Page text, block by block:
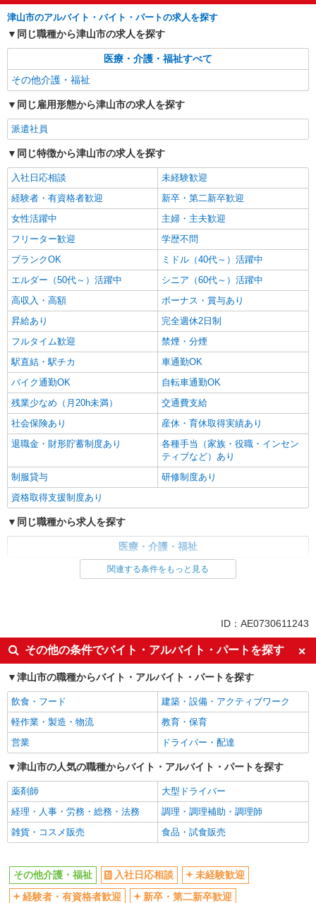
津山市のアルバイト・バイト・パートの求人を探す
同じ職種から津山市の求人を探す
医療・介護・福祉すべて
その他介護・福祉
同じ雇用形態から津山市の求人を探す
派遣社員
同じ特徴から津山市の求人を探す
入社日応相談
未経験歓迎
経験者・有資格者歓迎
新卒・第二新卒歓迎
女性活躍中
主婦・主夫歓迎
フリーター歓迎
学歴不問
ブランクOK
ミドル（40代～）活躍中
エルダー（50代～）活躍中
シニア（60代～）活躍中
高収入・高額
ボーナス・賞与あり
昇給あり
完全週休2日制
フルタイム歓迎
禁煙・分煙
駅直結・駅チカ
車通勤OK
バイク通勤OK
自転車通勤OK
残業少なめ（月20h未満）
交通費支給
社会保険あり
産休・育休取得実績あり
退職金・財形貯蓄制度あり
各種手当（家族・役職・インセン
ティブなど）あり
制服貸与
研修制度あり
資格取得支援制度あり
同じ職種から求人を探す
医療・介護・福祉
同じ特徴から求人を探す
交通費支給
社会保険あり
産休・育休取得実績あり
関連する条件をもっと見る
ID：AE0730611243
その他の条件でバイト・アルバイト・パートを探す
津山市の職種からバイト・アルバイト・パートを探す
飲食・フード
建築・設備・アクティブワーク
軽作業・製造・物流
教育・保育
営業
ドライバー・配達
津山市の人気の職種からバイト・アルバイト・パートを探す
薬剤師
大型ドライバー
経理・人事・労務・総務・法務
調理・調理補助・調理師
雑貨・コスメ販売
食品・試食販売
その他介護・福祉 入社日応相談
未経験歓迎
経験者・有資格者歓迎
新卒・第二新卒歓迎